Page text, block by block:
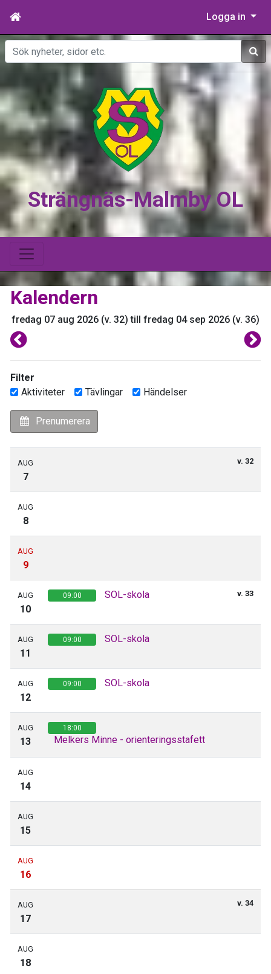
Logga in
Sök
Strängnäs-Malmby OL
Kalendern
fredag 07 aug 2026 (v. 32) till fredag 04 sep 2026 (v. 36)
Filter
Aktiviteter
Tävlingar Händelser
Prenumerera
AUG
7
v. 32
AUG
8
AUG
9
AUG
10
v. 33
09:00 SOL-skola
AUG
11
09:00 SOL-skola
AUG
12
09:00 SOL-skola
AUG
13
18:00
Melkers Minne - orienteringsstafett
AUG
14
AUG
15
AUG
16
AUG
17
v. 34
AUG
18